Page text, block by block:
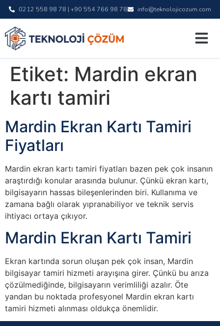
0212 558 98 78 | +90 554 766 98 78 info@teknolojicozum.com
Etiket: Mardin ekran
kartı tamiri
Mardin Ekran Kartı Tamiri
Fiyatları
Mardin ekran kartı tamiri fiyatları bazen pek çok insanın
araştırdığı konular arasında bulunur. Çünkü ekran kartı,
bilgisayarın hassas bileşenlerinden biri. Kullanıma ve
zamana bağlı olarak yıpranabiliyor ve teknik servis
ihtiyacı ortaya çıkıyor.
Mardin Ekran Kartı Tamiri
Ekran kartında sorun oluşan pek çok insan, Mardin
bilgisayar tamiri hizmeti arayışına girer. Çünkü bu arıza
çözülmediğinde, bilgisayarın verimliliği azalır. Öte
yandan bu noktada profesyonel Mardin ekran kartı
tamiri hizmeti alınması oldukça önemlidir.